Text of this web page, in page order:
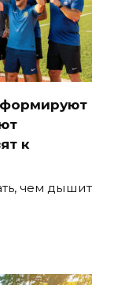
формируют
к
чем дышит